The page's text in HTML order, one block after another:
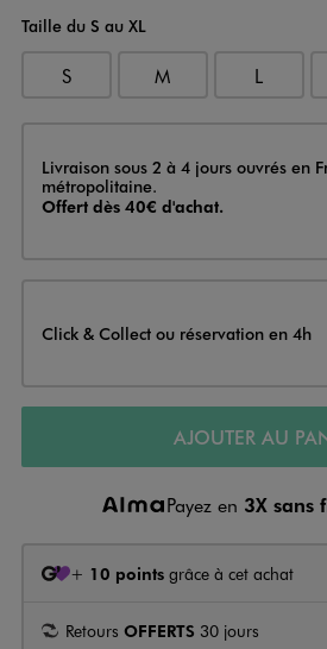
Taille du S au XL
S M L
Livraison
Livraison sous 2 à 4 jours ouvrés en
métropolitaine.
Offert dès 40€ d'achat.
Click & Collect ou réservation en 4h
AJOUTER AU
Payez en 3X sans
+ 10 points grâce à cet achat
Retours OFFERTS 30 jours